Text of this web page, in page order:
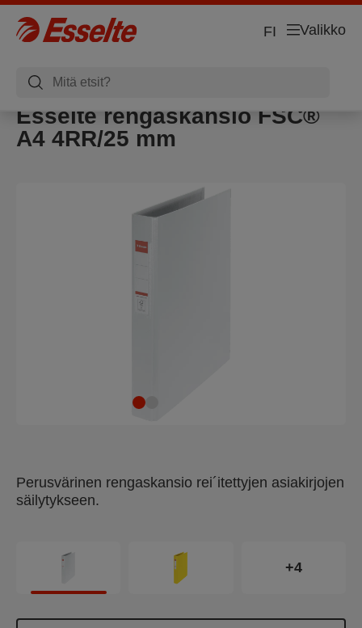
Valikko
FI
Esselte rengaskansio FSC®
A4 4RR/25 mm
Perusvärinen rengaskansio rei´itettyjen asiakirjojen
säilytykseen.
+4